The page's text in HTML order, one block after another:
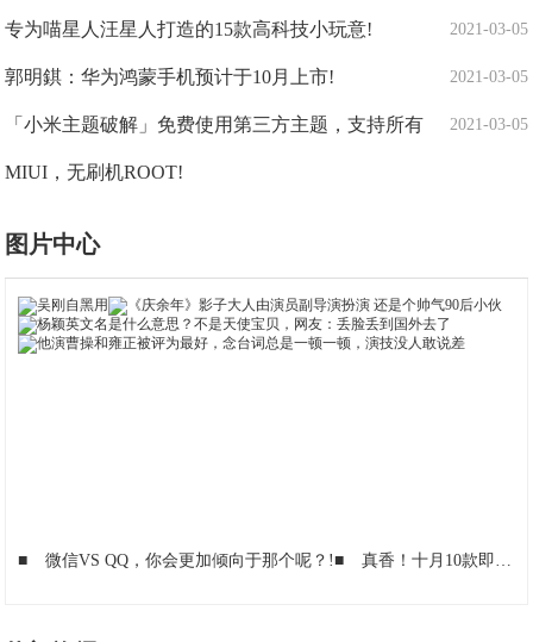
2021-03-05
专为喵星人汪星人打造的15款高科技小玩意!
2021-03-05
郭明錤：华为鸿蒙手机预计于10月上市!
2021-03-05
「小米主题破解」免费使用第三方主题，支持所有
MIUI，无刷机ROOT!
图片中心
■ 微信VS QQ，你会更加倾向于那个呢？!■ 真香！十月10款即将发布的手机，你们最期待哪一款？!